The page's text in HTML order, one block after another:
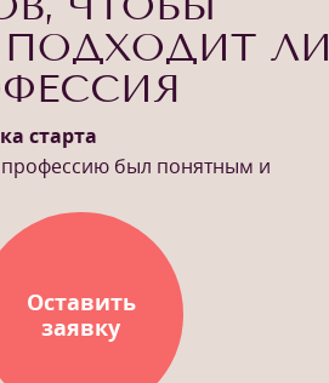
ПОДХОДИТ
старта
был понятным и
Оставить
заявку